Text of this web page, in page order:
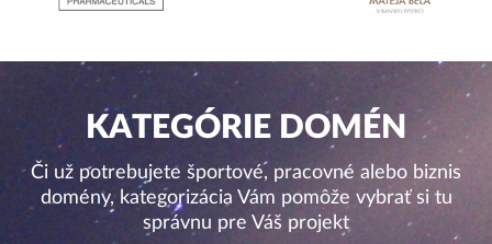
KATEGÓRIE DOMÉN
Či už potrebujete športové, pracovné alebo biznis
domény, kategorizácia Vám pomôže vybrať si tu
správnu pre Váš projekt